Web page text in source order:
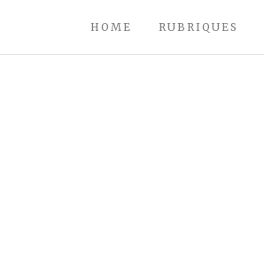
HOME RUBRIQUES